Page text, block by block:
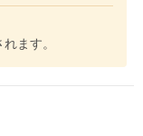
ます。